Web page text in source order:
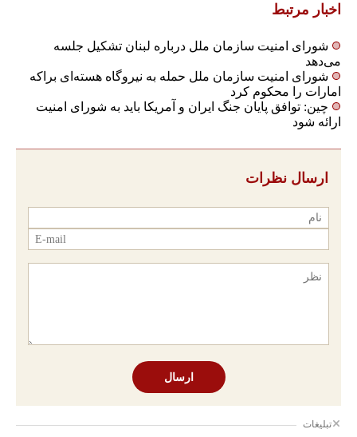
اخبار مرتبط
شورای امنیت سازمان ملل درباره لبنان تشکیل جلسه
می‌دهد
شورای امنیت سازمان ملل حمله به نیروگاه هسته‌ای براکه
امارات را محکوم کرد
چین: توافق پایان جنگ ایران و آمریکا باید به شورای امنیت
ارائه شود
ارسال نظرات
ارسال
تبلیغات